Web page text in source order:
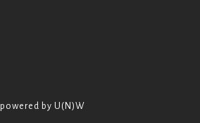
powered by U(N)W